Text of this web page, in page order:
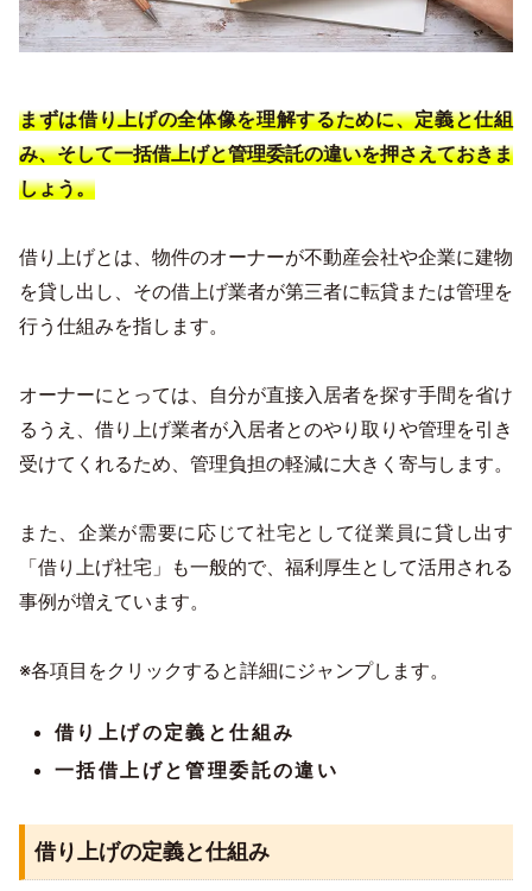
まずは借り上げの全体像を理解するために、定義と仕組
み、そして一括借上げと管理委託の違いを押さえておきま
しょう。
借り上げとは、物件のオーナーが不動産会社や企業に建物
を貸し出し、その借上げ業者が第三者に転貸または管理を
行う仕組みを指します。
オーナーにとっては、自分が直接入居者を探す手間を省け
るうえ、借り上げ業者が入居者とのやり取りや管理を引き
受けてくれるため、管理負担の軽減に大きく寄与します。
また、企業が需要に応じて社宅として従業員に貸し出す
「借り上げ社宅」も一般的で、福利厚生として活用される
事例が増えています。
※各項目をクリックすると詳細にジャンプします。
借り上げの定義と仕組み
一括借上げと管理委託の違い
借り上げの定義と仕組み